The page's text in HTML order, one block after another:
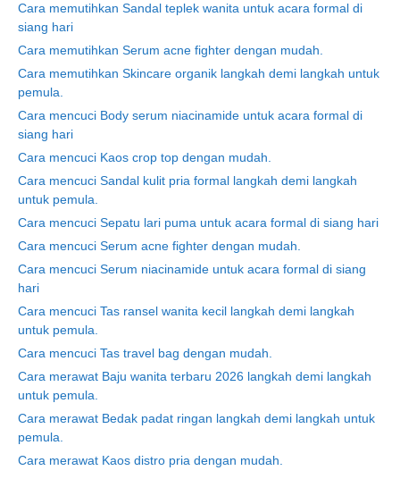
Cara memutihkan Sandal teplek wanita untuk acara formal di
siang hari
Cara memutihkan Serum acne fighter dengan mudah.
Cara memutihkan Skincare organik langkah demi langkah untuk
pemula.
Cara mencuci Body serum niacinamide untuk acara formal di
siang hari
Cara mencuci Kaos crop top dengan mudah.
Cara mencuci Sandal kulit pria formal langkah demi langkah
untuk pemula.
Cara mencuci Sepatu lari puma untuk acara formal di siang hari
Cara mencuci Serum acne fighter dengan mudah.
Cara mencuci Serum niacinamide untuk acara formal di siang
hari
Cara mencuci Tas ransel wanita kecil langkah demi langkah
untuk pemula.
Cara mencuci Tas travel bag dengan mudah.
Cara merawat Baju wanita terbaru 2026 langkah demi langkah
untuk pemula.
Cara merawat Bedak padat ringan langkah demi langkah untuk
pemula.
Cara merawat Kaos distro pria dengan mudah.